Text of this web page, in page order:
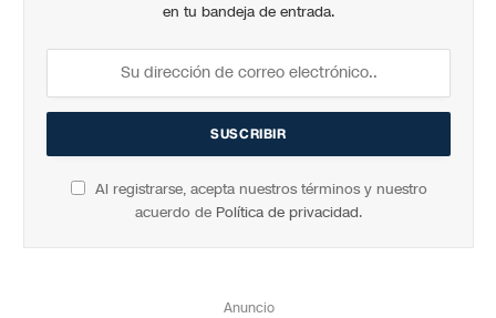
en tu bandeja de entrada.
Al registrarse, acepta nuestros términos y nuestro
acuerdo de Política de privacidad.
Anuncio